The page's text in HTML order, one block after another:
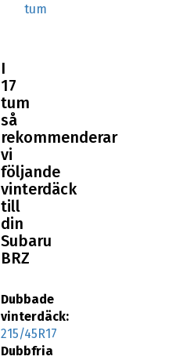
tum
I
17
tum
så
rekommenderar
vi
följande
vinterdäck
till
din
Subaru
BRZ
Dubbade
vinterdäck:
215/45R17
Dubbfria